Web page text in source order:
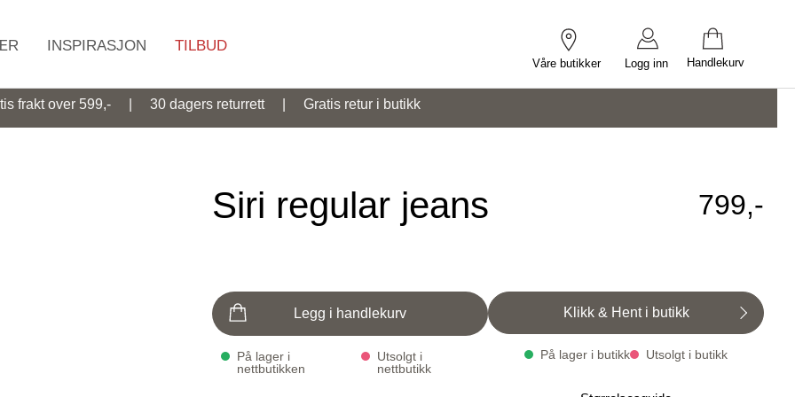
Våre butikker Logg inn Handlekurv
INSPIRASJON TILBUD
frakt over 599,- | 30 dagers returrett | Gratis retur i butikk
Siri regular jeans 799,-
Legg i handlekurv
På lager i
nettbutikken
Utsolgt i
nettbutikk
Klikk & Hent i butikk
På lager i butikk Utsolgt i butikk